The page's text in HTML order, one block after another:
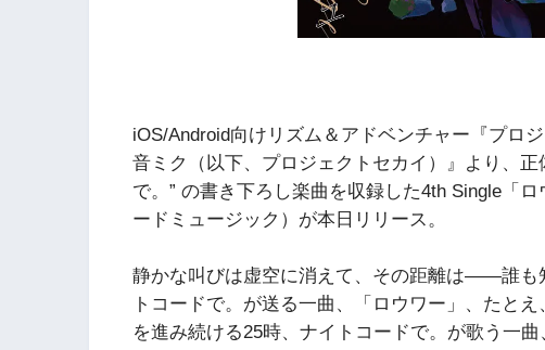
iOS/Android向けリズム＆アドベンチャー『プロ
音ミク（以下、プロジェクトセカイ）』より、
で。” の書き下ろし楽曲を収録した4th Single「
ードミュージック）が本日リリース。
静かな叫びは虚空に消えて、その距離は——誰も
トコードで。が送る一曲、「ロウワー」、たと
を進み続ける25時、ナイトコードで。が歌う一